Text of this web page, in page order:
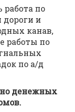
работа по
и
канав,
работы по
по а/д
денежных